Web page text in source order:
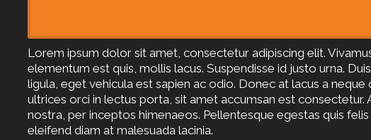
Lorem ipsum dolor sit amet, consectetur adipiscing elit.
elementum est quis, mollis lacus. Suspendisse id justo urna.
ligula, eget vehicula est sapien ac odio. Donec at lacus a
ultrices orci in lectus porta, sit amet accumsan est
nostra, per inceptos himenaeos. Pellentesque egestas quis
eleifend diam at malesuada lacinia.